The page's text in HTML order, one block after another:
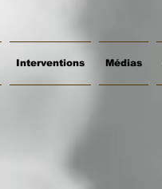
Interventions Médias